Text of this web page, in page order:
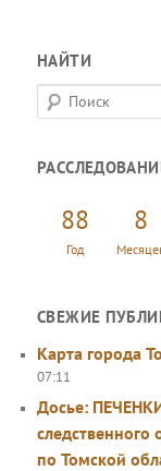
НАЙТИ
П
о
с
88
Год
8
СВЕЖИЕ
Карта города
07:11
Досье:
по Томской